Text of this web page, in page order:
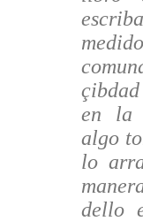
en la
algo
lo
dello